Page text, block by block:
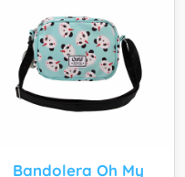
Bandolera Oh My